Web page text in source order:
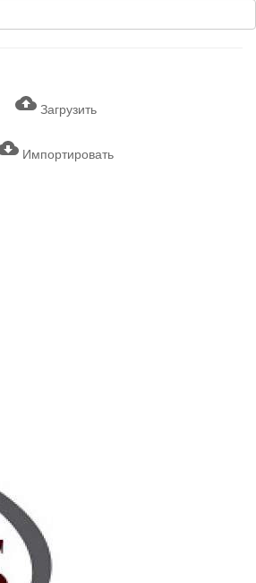
Загрузить
Импортировать